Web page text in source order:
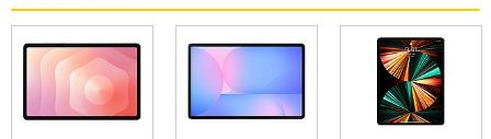
◎ iPadOS 18 作業系統
◎ 8.3 吋 2,266 x 1,488pixels 解析度 Liquid Retina
顯示器
◎ A17 Pro 晶片
主相機
畫素
1200 萬畫素
主相機
CMOS